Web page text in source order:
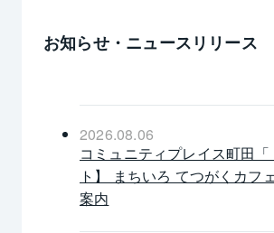
お知らせ・ニュースリリース
2026.08.06
コミュニティプレイス町田
ト】 まちいろ てつがくカフ
案内